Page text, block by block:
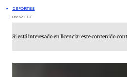
DEPORTES
06:52 ECT
Si está interesado en licenciar este contenido